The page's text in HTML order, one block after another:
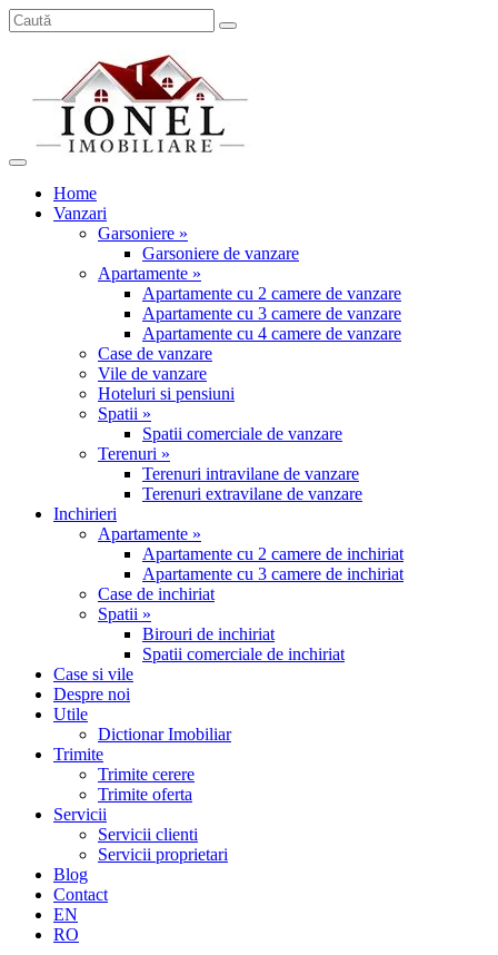
Home
Vanzari
Garsoniere »
Garsoniere de vanzare
Apartamente »
Apartamente cu 2 camere de vanzare
Apartamente cu 3 camere de vanzare
Apartamente cu 4 camere de vanzare
Case de vanzare
Vile de vanzare
Hoteluri si pensiuni
Spatii »
Spatii comerciale de vanzare
Terenuri »
Terenuri intravilane de vanzare
Terenuri extravilane de vanzare
Inchirieri
Apartamente »
Apartamente cu 2 camere de inchiriat
Apartamente cu 3 camere de inchiriat
Case de inchiriat
Spatii »
Birouri de inchiriat
Spatii comerciale de inchiriat
Case si vile
Despre noi
Utile
Dictionar Imobiliar
Trimite
Trimite cerere
Trimite oferta
Servicii
Servicii clienti
Servicii proprietari
Blog
Contact
EN
RO